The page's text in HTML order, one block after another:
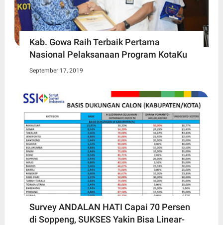
Kab. Gowa Raih Terbaik Pertama
Nasional Pelaksanaan Program KotaKu
September 17, 2019
Survey ANDALAN HATI Capai 70 Persen
di Soppeng, SUKSES Yakin Bisa Linear-